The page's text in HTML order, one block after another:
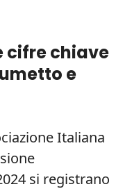
cifre chiave
e
Italiana
si registrano